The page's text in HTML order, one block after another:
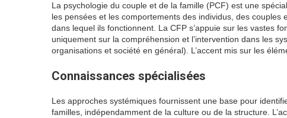
La psychologie du couple et de la famille (PCF) est une
les pensées et les comportements des individus, des
dans lequel ils fonctionnent. La CFP s’appuie sur les vastes
uniquement sur la compréhension et l’intervention dans les
organisations et société en général). L’accent mis sur les
Connaissances spécialisées
Les approches systémiques fournissent une base pour
familles, indépendamment de la culture ou de la structure.